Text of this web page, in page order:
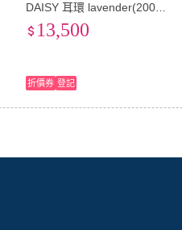
DAISY 耳環 lavender(20001
438)
13,500
折價券 登記